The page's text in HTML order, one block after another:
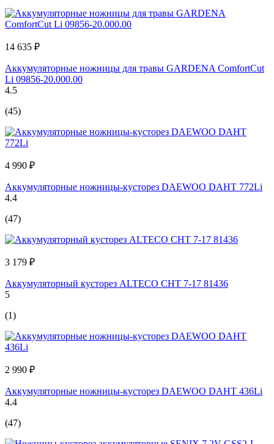
14 635 ₽
Аккумуляторные ножницы для травы GARDENA ComfortCut
Li 09856-20.000.00
4.5
(45)
4 990 ₽
Аккумуляторные ножницы-кусторез DAEWOO DAHT 772Li
4.4
(47)
3 179 ₽
Аккумуляторный кусторез ALTECO CHT 7-17 81436
5
(1)
2 990 ₽
Аккумуляторные ножницы-кусторез DAEWOO DAHT 436Li
4.4
(47)